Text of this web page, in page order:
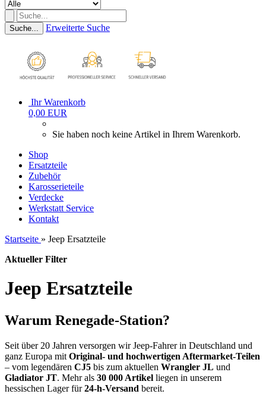
Suche... Erweiterte Suche
Ihr Warenkorb
0,00 EUR
Sie haben noch keine Artikel in Ihrem Warenkorb.
Shop
Ersatzteile
Zubehör
Karosserieteile
Verdecke
Werkstatt Service
Kontakt
Startseite » Jeep Ersatzteile
Aktueller Filter
Jeep Ersatzteile
Warum Renegade-Station?
Seit über 20 Jahren versorgen wir Jeep-Fahrer in Deutschland und
ganz Europa mit Original- und hochwertigen Aftermarket-Teilen
– vom legendären CJ5 bis zum aktuellen Wrangler JL und
Gladiator JT. Mehr als 30 000 Artikel liegen in unserem
hessischen Lager für24-h-Versand bereit.